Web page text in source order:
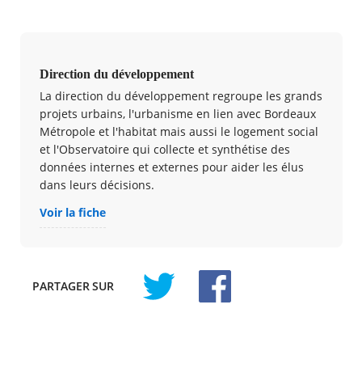
Direction du développement
La direction du développement regroupe les grands
projets urbains, l'urbanisme en lien avec Bordeaux
Métropole et l'habitat mais aussi le logement social
et l'Observatoire qui collecte et synthétise des
données internes et externes pour aider les élus
dans leurs décisions.
Voir la fiche
PARTAGERSUR